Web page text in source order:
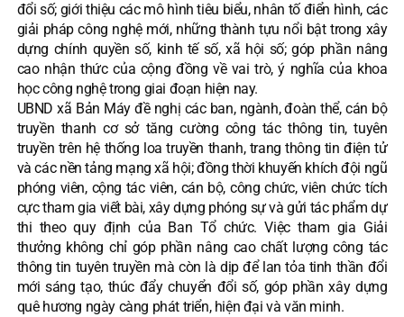
đổi số; giới thiệu các mô hình tiêu biểu, nhân tố điển hình, các
giải pháp công nghệ mới, những thành tựu nổi bật trong xây
dựng chính quyền số, kinh tế số, xã hội số; góp phần nâng
cao nhận thức của cộng đồng về vai trò, ý nghĩa của khoa
học công nghệ trong giai đoạn hiện nay.
UBND xã Bản Máy đề nghị các ban, ngành, đoàn thể, cán bộ
truyền thanh cơ sở tăng cường công tác thông tin, tuyên
truyền trên hệ thống loa truyền thanh, trang thông tin điện tử
và các nền tảng mạng xã hội; đồng thời khuyến khích đội ngũ
phóng viên, cộng tác viên, cán bộ, công chức, viên chức tích
cực tham gia viết bài, xây dựng phóng sự và gửi tác phẩm dự
thi theo quy định của Ban Tổ chức. Việc tham gia Giải
thưởng không chỉ góp phần nâng cao chất lượng công tác
thông tin tuyên truyền mà còn là dịp để lan tỏa tinh thần đổi
mới sáng tạo, thúc đẩy chuyển đổi số, góp phần xây dựng
quê hương ngày càng phát triển, hiện đại và văn minh.